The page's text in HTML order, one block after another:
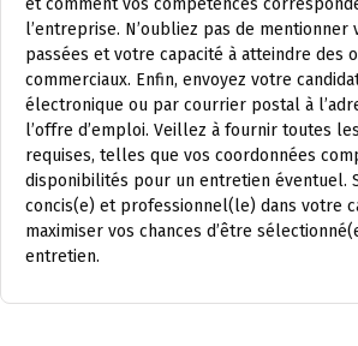
et comment vos compétences
l’entreprise. N’oubliez pas de mentionner
passées et votre capacité à atteindre des
commerciaux. Enfin, envoyez votre
électronique ou par courrier postal à
l’offre d’emploi. Veillez à fournir toutes
requises, telles que vos coordonnées
disponibilités pour un entretien éventuel.
concis(e) et professionnel(le) dans votre
maximiser vos chances d’être
entretien.